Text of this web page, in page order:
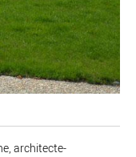
architecte-